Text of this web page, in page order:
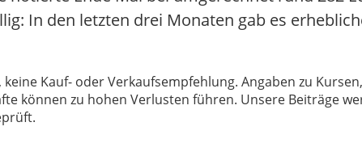
In den letzten drei Monaten gab es
Kauf- oder Verkaufsempfehlung. Angaben zu
können zu hohen Verlusten führen. Unsere Beiträge